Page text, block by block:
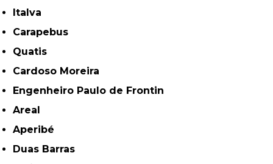
Italva
Carapebus
Quatis
Cardoso Moreira
Engenheiro Paulo de Frontin
Areal
Aperibé
Duas Barras